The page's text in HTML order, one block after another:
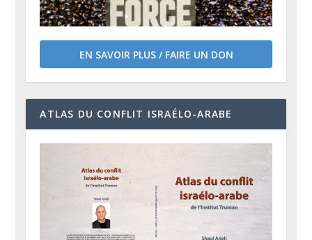
EN SAVOIR PLUS / FAIRE UN DON
ATLAS DU CONFLIT ISRAÉLO-ARABE